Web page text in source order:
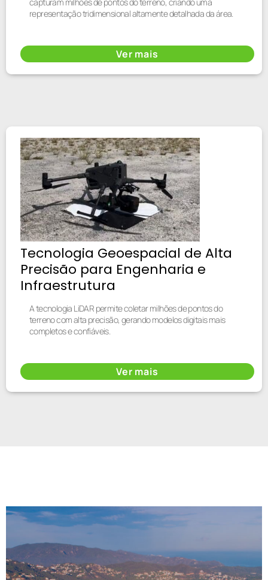
representação tridimensional altamente detalhada da área.
Ver mais
Tecnologia Geoespacial de Alta
Precisão para Engenharia e
Infraestrutura
A tecnologia LiDAR permite coletar milhões de pontos do
terreno com alta precisão, gerando modelos digitais mais
completos e confiáveis.
Ver mais